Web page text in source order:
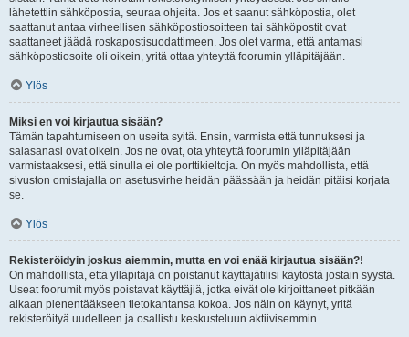
lähetettiin sähköpostia, seuraa ohjeita. Jos et saanut sähköpostia, olet
saattanut antaa virheellisen sähköpostiosoitteen tai sähköpostit ovat
saattaneet jäädä roskapostisuodattimeen. Jos olet varma, että antamasi
sähköpostiosoite oli oikein, yritä ottaa yhteyttä foorumin ylläpitäjään.
Ylös
Miksi en voi kirjautua sisään?
Tämän tapahtumiseen on useita syitä. Ensin, varmista että tunnuksesi ja
salasanasi ovat oikein. Jos ne ovat, ota yhteyttä foorumin ylläpitäjään
varmistaaksesi, että sinulla ei ole porttikieltoja. On myös mahdollista, että
sivuston omistajalla on asetusvirhe heidän päässään ja heidän pitäisi korjata
se.
Ylös
Rekisteröidyin joskus aiemmin, mutta en voi enää kirjautua sisään?!
On mahdollista, että ylläpitäjä on poistanut käyttäjätilisi käytöstä jostain syystä.
Useat foorumit myös poistavat käyttäjiä, jotka eivät ole kirjoittaneet pitkään
aikaan pienentääkseen tietokantansa kokoa. Jos näin on käynyt, yritä
rekisteröityä uudelleen ja osallistu keskusteluun aktiivisemmin.